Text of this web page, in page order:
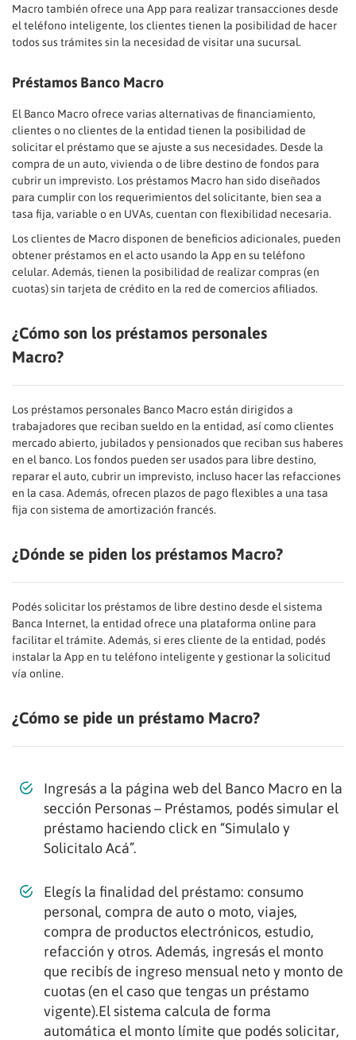
Macro también ofrece una App para realizar transacciones desde
el teléfono inteligente, los clientes tienen la posibilidad de hacer
todos sus trámites sin la necesidad de visitar una sucursal.
Préstamos Banco Macro
El Banco Macro ofrece varias alternativas de financiamiento,
clientes o no clientes de la entidad tienen la posibilidad de
solicitar el préstamo que se ajuste a sus necesidades. Desde la
compra de un auto, vivienda o de libre destino de fondos para
cubrir un imprevisto. Los préstamos Macro han sido diseñados
para cumplir con los requerimientos del solicitante, bien sea a
tasa fija, variable o en UVAs, cuentan con flexibilidad necesaria.
Los clientes de Macro disponen de beneficios adicionales, pueden
obtener préstamos en el acto usando la App en su teléfono
celular. Además, tienen la posibilidad de realizar compras (en
cuotas) sin tarjeta de crédito en la red de comercios afiliados.
¿Cómo son los préstamos personales
Macro?
Los préstamos personales Banco Macro están dirigidos a
trabajadores que reciban sueldo en la entidad, así como clientes
mercado abierto, jubilados y pensionados que reciban sus haberes
en el banco. Los fondos pueden ser usados para libre destino,
reparar el auto, cubrir un imprevisto, incluso hacer las refacciones
en la casa. Además, ofrecen plazos de pago flexibles a una tasa
fija con sistema de amortización francés.
¿Dónde se piden los préstamos Macro?
Podés solicitar los préstamos de libre destino desde el sistema
Banca Internet, la entidad ofrece una plataforma online para
facilitar el trámite. Además, si eres cliente de la entidad, podés
instalar la App en tu teléfono inteligente y gestionar la solicitud
vía online.
¿Cómo se pide un préstamo Macro?
Ingresás a la página web del Banco Macro en la
sección Personas – Préstamos, podés simular el
préstamo haciendo click en “Simulalo y
Solicitalo Acá”.
Elegís la finalidad del préstamo: consumo
personal, compra de auto o moto, viajes,
compra de productos electrónicos, estudio,
refacción y otros. Además, ingresás el monto
que recibís de ingreso mensual neto y monto de
cuotas (en el caso que tengas un préstamo
vigente).El sistema calcula de forma
automática el monto límite que podés solicitar,